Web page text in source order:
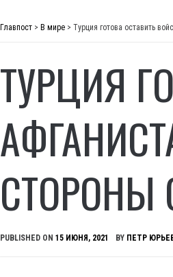
Главпост > В мире > Турция готова оставить
ТУРЦИЯ
PUBLISHED ON 15 ИЮНЯ, 2021 BY ПЕТР